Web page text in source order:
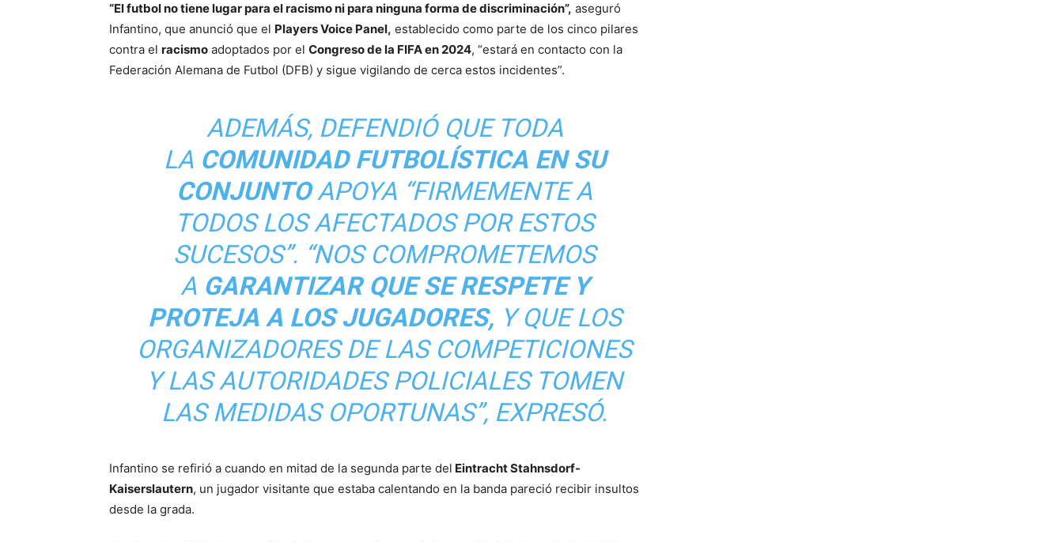
“El futbol no tiene lugar para el racismo ni para ninguna forma de discriminación”, aseguró
Infantino, que anunció que el Players Voice Panel, establecido como parte de los cinco pilares
contra el racismo adoptados por el Congreso de la FIFA en 2024, “estará en contacto con la
Federación Alemana de Futbol (DFB) y sigue vigilando de cerca estos incidentes”.
ADEMÁS, DEFENDIÓ QUE TODA
LA COMUNIDAD FUTBOLÍSTICA EN SU
CONJUNTOAPOYA “FIRMEMENTE A
TODOS LOS AFECTADOS POR ESTOS
SUCESOS”. “NOS COMPROMETEMOS
A GARANTIZAR QUE SE RESPETE Y
PROTEJA A LOS JUGADORES, Y QUE LOS
ORGANIZADORES DE LAS COMPETICIONES
Y LAS AUTORIDADES POLICIALES TOMEN
LAS MEDIDAS OPORTUNAS”, EXPRESÓ.
Infantino se refirió a cuando en mitad de la segunda parte del Eintracht Stahnsdorf-
Kaiserslautern, un jugador visitante que estaba calentando en la banda pareció recibir insultos
desde la grada.